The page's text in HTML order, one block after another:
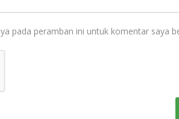
pada peramban ini untuk komentar saya